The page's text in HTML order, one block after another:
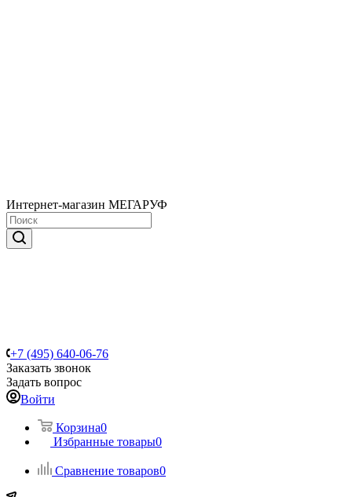
Интернет-магазин МЕГАРУФ
+7 (495) 640-06-76
Заказать звонок
Задать вопрос
Войти
Корзина0
Избранные товары0
Сравнение товаров0